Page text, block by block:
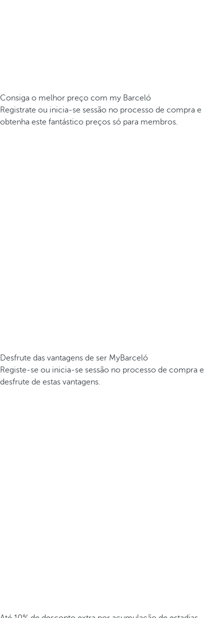
Consiga o melhor preço com my Barceló
Registrate ou inicia-se sessão no processo de compra e
obtenha este fantástico preços só para membros.
Desfrute das vantagens de ser MyBarceló
Registe-se ou inicia-se sessão no processo de compra e
desfrute de estas vantagens.